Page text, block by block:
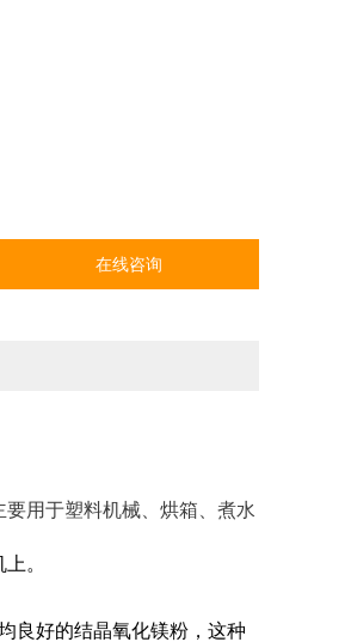
在线咨询
用于塑料机械、烘箱、煮水
。
良好的结晶氧化镁粉，这种